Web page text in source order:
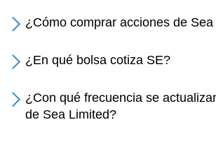
¿Cómo comprar acciones de
¿En qué bolsa cotiza SE?
¿Con qué frecuencia se
de Sea Limited?